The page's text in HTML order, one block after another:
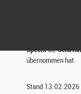
Spechtdie
übernommen hat.
Stand 13.02.2026